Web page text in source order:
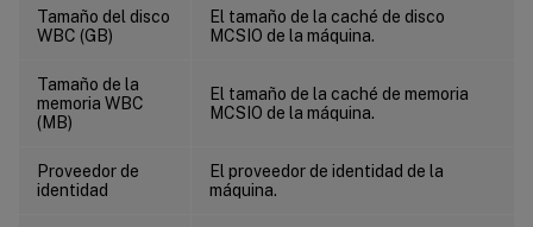
Tamaño del disco
WBC (GB)
El tamaño de la caché de disco
MCSIO de la máquina.
Tamaño de la
memoria WBC
(MB)
El tamaño de la caché de memoria
MCSIO de la máquina.
Proveedor de
identidad
El proveedor de identidad de la
máquina.